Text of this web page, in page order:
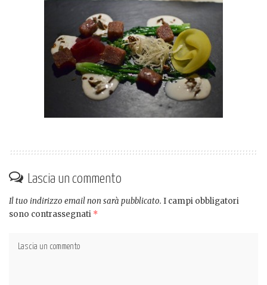
Lascia un commento
Il tuo indirizzo email non sarà pubblicato. I campi obbligatori
sono contrassegnati *